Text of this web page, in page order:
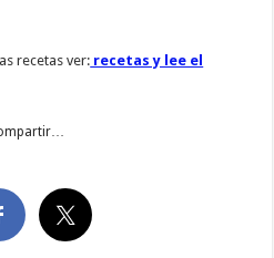
recetas ver: recetas y lee el